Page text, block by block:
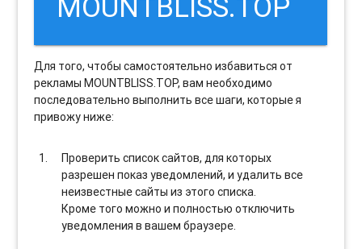
MOUNTBLISS.TOP
Для того, чтобы самостоятельно избавиться от
рекламы MOUNTBLISS.TOP, вам необходимо
последовательно выполнить все шаги, которые я
привожу ниже:
Проверить список сайтов, для которых
разрешен показ уведомлений, и удалить все
неизвестные сайты из этого списка.
Кроме того можно и полностью отключить
уведомления в вашем браузере.